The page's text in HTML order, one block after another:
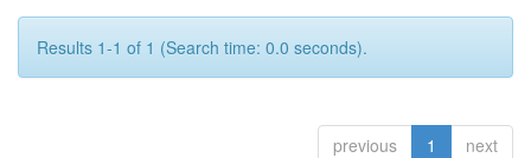
Results 1-1 of 1 (Search time: 0.0 seconds).
previous 1 next